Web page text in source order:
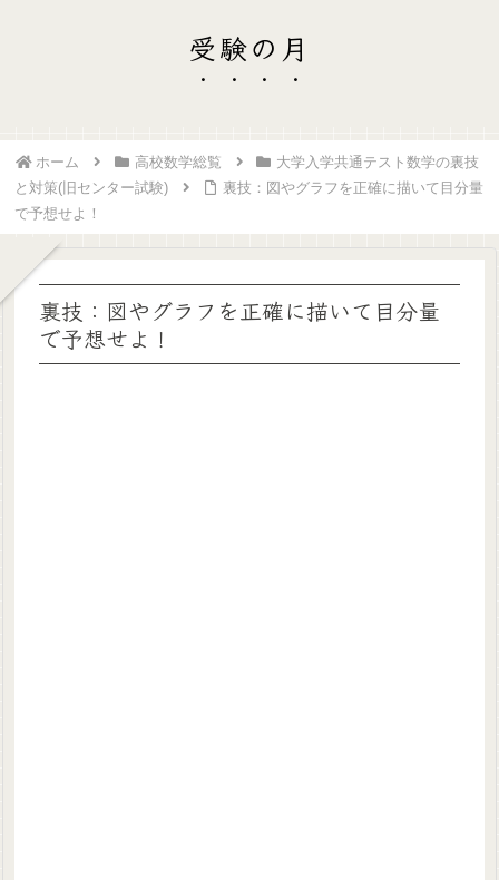
受験の月
ホーム 高校数学総覧
大学入学共通テスト数学の裏技
と対策(旧センター試験)
裏技：図やグラフを正確に描いて目分量
で予想せよ！
裏技：図やグラフを正確に描いて目分量
で予想せよ！